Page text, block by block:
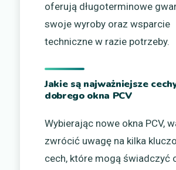
oferują długoterminowe
swoje wyroby oraz wsparcie
techniczne w razie potrzeby.
Jakie są najważniejsze
dobrego okna PCV
Wybierając nowe okna PCV,
zwrócić uwagę na kilka
cech, które mogą świadczyć